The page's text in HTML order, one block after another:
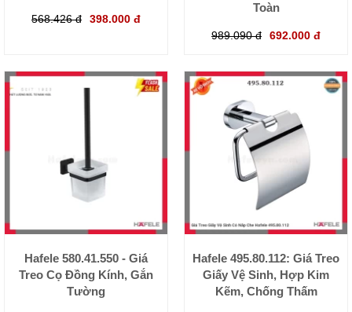
568.426 đ 398.000 đ
Toàn
989.090 đ 692.000 đ
Hafele 580.41.550 - Giá
Treo Cọ Đồng Kính, Gắn
Tường
Hafele 495.80.112: Giá Treo
Giấy Vệ Sinh, Hợp Kim
Kẽm, Chống Thấm